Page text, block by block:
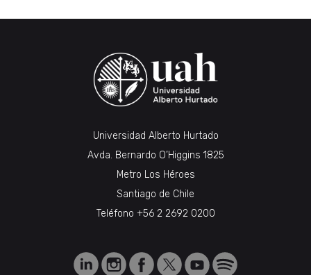
Universidad Alberto Hurtado
Avda. Bernardo O’Higgins 1825
Metro Los Héroes
Santiago de Chile
Teléfono +56 2 2692 0200